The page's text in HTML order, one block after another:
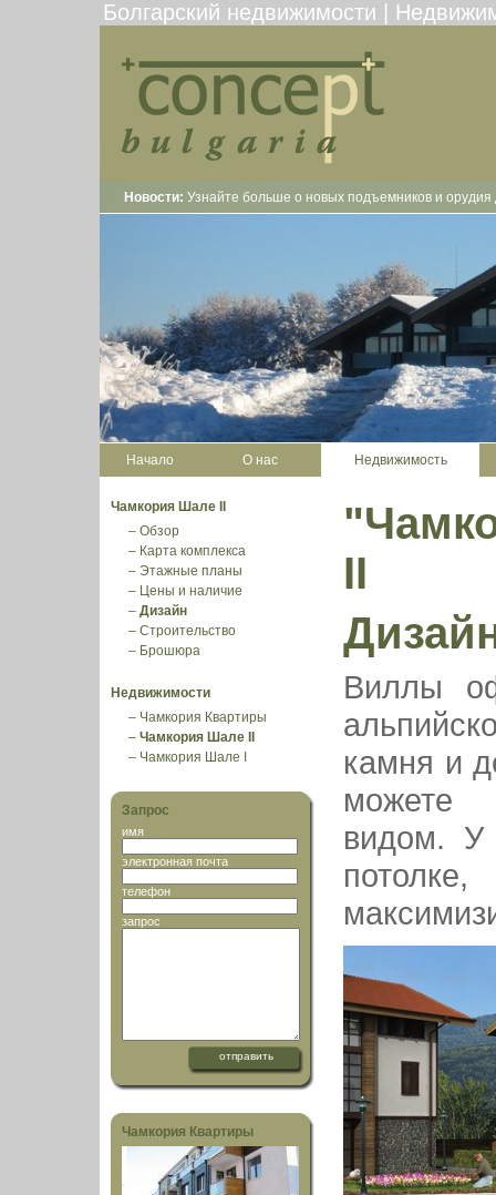
Болгарский недвижимости |
Новости: Узнайте больше о новых подъемников и орудия
Начало О нас Недвижимость
Чамкория Шале II
– Обзор
– Карта комплекса
– Этажные планы
– Цены и наличие
– Дизайн
– Строительство
– Брошюра
Недвижимости
– Чамкория Квартиры
– Чамкория Шале II
– Чамкория Шале I
Запрос
имя
электронная почта
телефон
запрос
Чамкория Квартиры
II
Виллы
камня и
можете
видом. У